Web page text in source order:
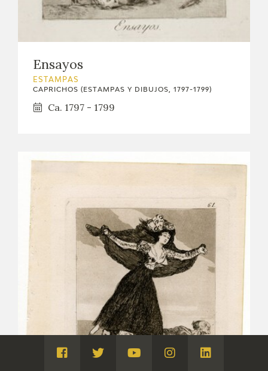
Ensayos
ESTAMPAS
CAPRICHOS (ESTAMPAS Y DIBUJOS, 1797-1799)
Ca. 1797 - 1799
Visita
Visita
Visita
Visita
Visita